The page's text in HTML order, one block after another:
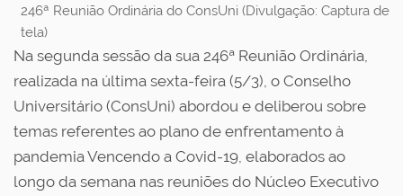
246ª Reunião Ordinária do ConsUni (Divulgação: Captura de
tela)
Na segunda sessão da sua 246ª Reunião Ordinária,
realizada na última sexta-feira (5/3), o Conselho
Universitário (ConsUni) abordou e deliberou sobre
temas referentes ao plano de enfrentamento à
pandemia Vencendo a Covid-19, elaborados ao
longo da semana nas reuniões do Núcleo Executivo